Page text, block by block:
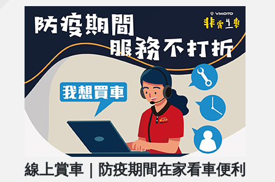
線上賞車｜防疫期間在家看車便利